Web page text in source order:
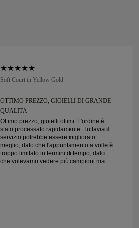
Soft Court in Yellow Gold
OTTIMO PREZZO, GIOIELLI DI GRANDE
QUALITÀ
Ottimo prezzo, gioielli ottimi. L'ordine è
stato processato rapidamente. Tuttavia il
servizio potrebbe essere migliorato
meglio, dato che l'appuntamento a volte è
troppo limitato in termini di tempo, dato
che volevamo vedere più campioni ma